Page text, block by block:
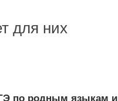
для них
по родным языкам и